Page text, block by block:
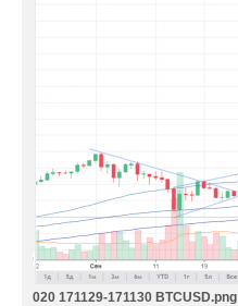
020 171129-171130 BTCUSD.png